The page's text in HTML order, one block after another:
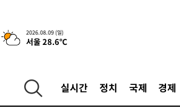
2026.08.09 (일)
서울 28.6℃
실시간 정치 국제 경제
-29012초 전 >[속보]與 당대표 경선, 경북 권리당
45.71%
-28914초 전 > [속보]與 당대표 경선, 대구 권리
-26629초 전 >
"일본축구협회, 대한축구협회 성 접
-19271초 전 >